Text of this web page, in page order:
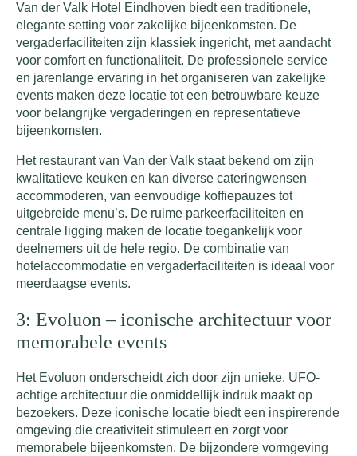
Van der Valk Hotel Eindhoven biedt een traditionele,
elegante setting voor zakelijke bijeenkomsten. De
vergaderfaciliteiten zijn klassiek ingericht, met aandacht
voor comfort en functionaliteit. De professionele service
en jarenlange ervaring in het organiseren van zakelijke
events maken deze locatie tot een betrouwbare keuze
voor belangrijke vergaderingen en representatieve
bijeenkomsten.
Het restaurant van Van der Valk staat bekend om zijn
kwalitatieve keuken en kan diverse cateringwensen
accommoderen, van eenvoudige koffiepauzes tot
uitgebreide menu’s. De ruime parkeerfaciliteiten en
centrale ligging maken de locatie toegankelijk voor
deelnemers uit de hele regio. De combinatie van
hotelaccommodatie en vergaderfaciliteiten is ideaal voor
meerdaagse events.
3: Evoluon – iconische architectuur voor
memorabele events
Het Evoluon onderscheidt zich door zijn unieke, UFO-
achtige architectuur die onmiddellijk indruk maakt op
bezoekers. Deze iconische locatie biedt een inspirerende
omgeving die creativiteit stimuleert en zorgt voor
memorabele bijeenkomsten. De bijzondere vormgeving